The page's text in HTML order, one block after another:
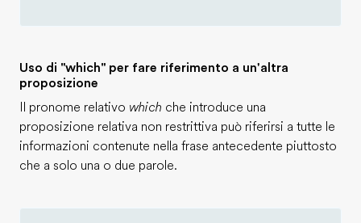
Uso di "which" per fare riferimento a un'altra
proposizione
Il pronome relativo which che introduce una
proposizione relativa non restrittiva può riferirsi a tutte le
informazioni contenute nella frase antecedente piuttosto
che a solo una o due parole.